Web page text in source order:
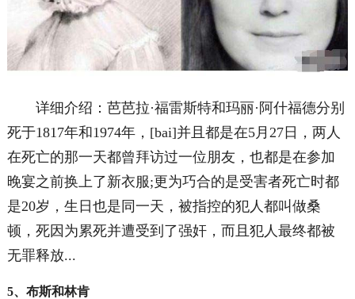
详细介绍：芭芭拉·福雷斯特和玛丽·阿什福德分别
死于1817年和1974年，[bai]并且都是在5月27日，两人
在死亡的那一天都曾拜访过一位朋友，也都是在参加
晚宴之前换上了新衣服;更为巧合的是受害者死亡时都
是20岁，生日也是同一天，被指控的犯人都叫做桑
顿，死因为累死并遭受到了强奸，而且犯人最终都被
无罪释放...
5、布斯和林肯